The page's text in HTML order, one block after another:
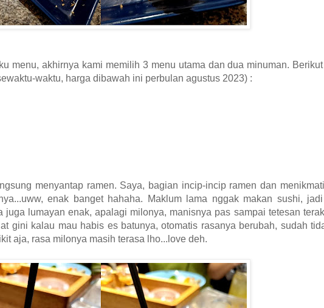
menu, akhirnya kami memilih 3 menu utama dan dua minuman.
waktu, harga dibawah ini perbulan agustus 2023) :
menyantap ramen. Saya, bagian incip-incip ramen dan
enak banget hahaha. Maklum lama nggak makan sushi,
lumayan enak, apalagi milonya, manisnya pas sampai tetesan
gini kalau mau habis es batunya, otomatis rasanya berubah, sudah
aja, rasa milonya masih terasa lho...love deh.